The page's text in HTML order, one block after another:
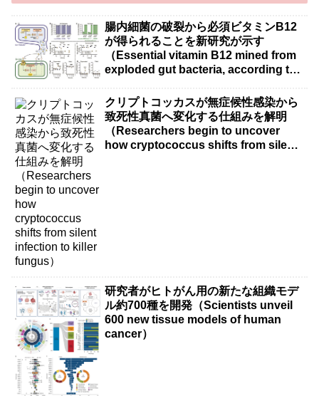
腸内細菌の破裂から必須ビタミンB12
が得られることを新研究が示す
（Essential vitamin B12 mined from
exploded gut bacteria, according to
クリプトコッカスが無症候性感染から
致死性真菌へ変化する仕組みを解明
（Researchers begin to uncover
how cryptococcus shifts from silent
研究者がヒトがん用の新たな組織モデ
ル約700種を開発（Scientists unveil
600 new tissue models of human
cancer）